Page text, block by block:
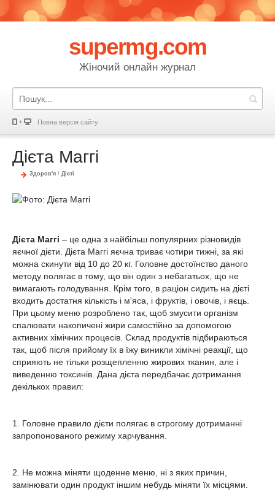
supermg.com
Жіночий онлайн журнал
Повна версія сайту
Дієта Маггі
Здоров'я / Дієті
Дієта Маггі – це одна з найбільш популярних різновидів
яєчної дієти. Дієта Маггі яєчна триває чотири тижні, за які
можна скинути від 10 до 20 кг. Головне достоїнство даного
методу полягає в тому, що він один з небагатьох, що не
вимагають голодування. Крім того, в раціон сидить на дієті
входить достатня кількість і м'яса, і фруктів, і овочів, і яєць.
При цьому меню розроблено так, щоб змусити організм
спалювати накопичені жири самостійно за допомогою
активних хімічних процесів. Склад продуктів підбираються
так, щоб після прийому їх в їжу виникли хімічні реакції, що
сприяють не тільки розщепленню жирових тканин, але і
виведенню токсинів. Дана дієта передбачає дотримання
декількох правил:
1. Головне правило дієти полягає в строгому дотриманні
запропонованого режиму харчування.
2. Не можна міняти щоденне меню, ні з яких причин,
замінювати один продукт іншим небудь міняти їх місцями.